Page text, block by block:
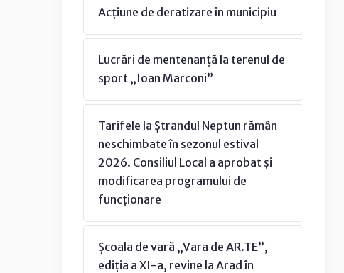
Acțiune de deratizare în municipiu
Lucrări de mentenanță la terenul de
sport „Ioan Marconi”
Tarifele la Ștrandul Neptun rămân
neschimbate în sezonul estival
2026. Consiliul Local a aprobat și
modificarea programului de
funcționare
Școala de vară „Vara de AR.TE”,
ediția a XI-a, revine la Arad în